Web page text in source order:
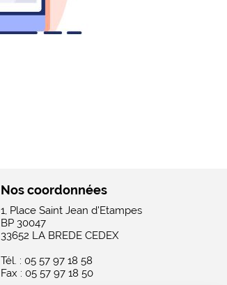
Nos coordonnées
1, Place Saint Jean d'Etampes
BP 30047
33652 LA BREDE CEDEX
Tél. : 05 57 97 18 58
Fax : 05 57 97 18 50